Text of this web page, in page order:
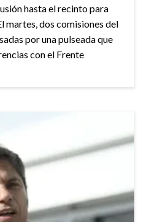
hasta el recinto para
martes, dos comisiones del
por una pulseada que
con el Frente